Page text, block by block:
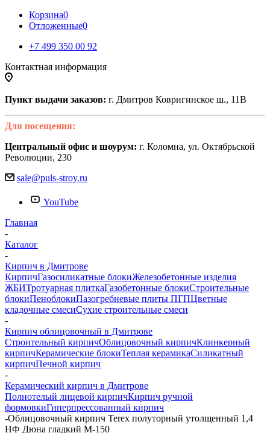
Корзина0
Отложенные0
+7 499 350 00 92
Контактная информация
Пункт выдачи заказов: г. Дмитров Ковригинское ш., 11В
Для посещения:
Центральный офис и шоурум: г. Коломна, ул. Октябрьской
Революции, 230
sale@puls-stroy.ru
YouTube
Главная
-
Каталог
-
Кирпич в Дмитрове
КирпичГазосиликатные блокиЖелезобетонные изделия
ЖБИТротуарная плиткаГазобетонные блокиСтроительные
блокиПеноблокиПазогребневые плиты ПГПЦветные
кладочные смесиСухие строительные смеси
-
Кирпич облицовочный в Дмитрове
Строительный кирпичОблицовочный кирпичКлинкерный
кирпичКерамические блокиТеплая керамикаСиликатный
кирпичПечной кирпич
-
Керамический кирпич в Дмитрове
Полнотелый лицевой кирпичКирпич ручной
формовкиГиперпрессованный кирпич
-Облицовочный кирпич Terex полуторный утолщенный 1,4
НФ Дюна гладкий М-150